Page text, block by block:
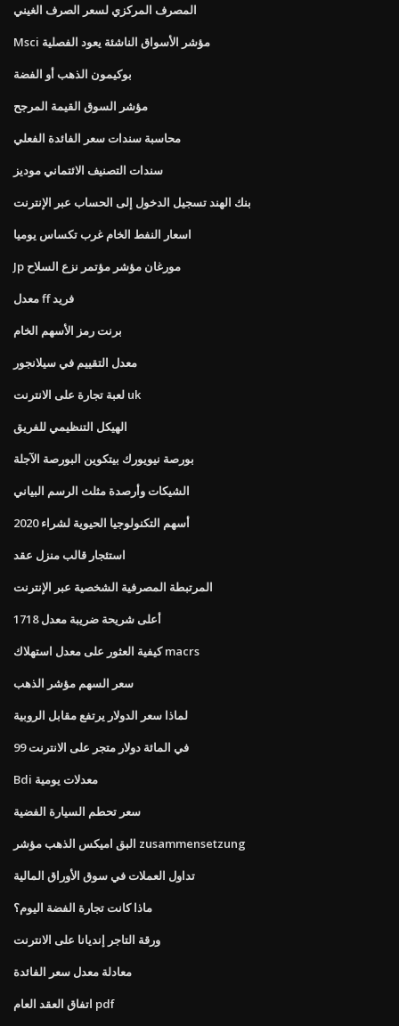
المصرف المركزي لسعر الصرف الغيني
Msci مؤشر الأسواق الناشئة يعود الفصلية
بوكيمون الذهب أو الفضة
مؤشر السوق القيمة المرجح
محاسبة سندات سعر الفائدة الفعلي
سندات التصنيف الائتماني موديز
بنك الهند تسجيل الدخول إلى الحساب عبر الإنترنت
اسعار النفط الخام غرب تكساس يوميا
Jp مورغان مؤشر مؤتمر نزع السلاح
معدل ff فريد
برنت رمز الأسهم الخام
معدل التقييم في سيلانجور
لعبة تجارة على الانترنت uk
الهيكل التنظيمي للفريق
بورصة نيويورك بيتكوين البورصة الآجلة
الشيكات وأرصدة مثلث الرسم البياني
أسهم التكنولوجيا الحيوية لشراء 2020
استئجار قالب منزل عقد
المرتبطة المصرفية الشخصية عبر الإنترنت
أعلى شريحة ضريبة معدل 1718
كيفية العثور على معدل استهلاك macrs
سعر السهم مؤشر الذهب
لماذا سعر الدولار يرتفع مقابل الروبية
99 في المائة دولار متجر على الانترنت
Bdi معدلات يومية
سعر تحطم السيارة الفضية
البق اميكس الذهب مؤشر zusammensetzung
تداول العملات في سوق الأوراق المالية
ماذا كانت تجارة الفضة اليوم؟
ورقة التاجر إنديانا على الانترنت
معادلة معدل سعر الفائدة
اتفاق العقد العام pdf